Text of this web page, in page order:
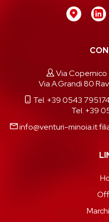
Via Copernico
Via A.Grandi 80
Tel. +39 0543
Tel. +39
info@venturi-minoia.it